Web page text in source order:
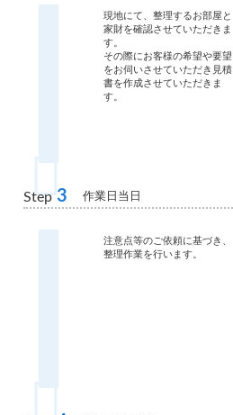
現地にて、整理するお部屋と
家財を確認させていただきま
す。
その際にお客様の希望や要望
をお伺いさせていただき見積
書を作成させていただきま
す。
Step 3 作業日当日
注意点等のご依頼に基づき、
整理作業を行います。